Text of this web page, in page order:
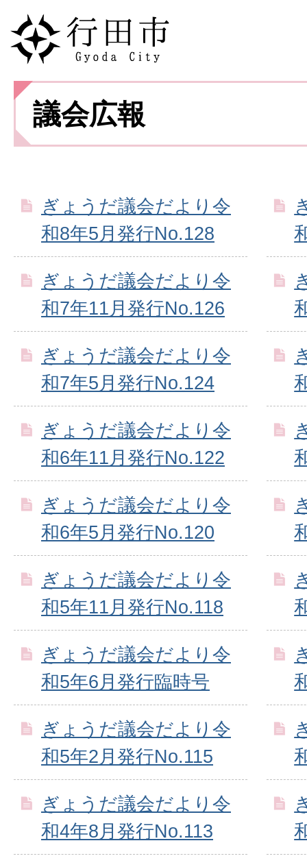
議会広報
ぎょうだ議会だより令
和8年5月発行No.128
ぎょうだ議会だより令
和7年11月発行No.126
ぎょうだ議会だより令
和7年5月発行No.124
ぎょうだ議会だより令
和6年11月発行No.122
ぎょうだ議会だより令
和6年5月発行No.120
ぎょうだ議会だより令
和5年11月発行No.118
ぎょうだ議会だより令
和5年6月発行臨時号
ぎょうだ議会だより令
和5年2月発行No.115
ぎょうだ議会だより令
和4年8月発行No.113